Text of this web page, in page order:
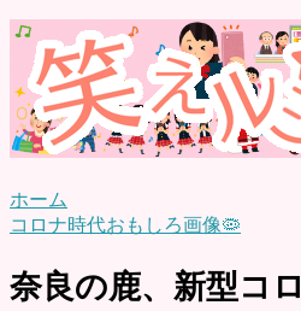
ホーム
コロナ時代おもしろ画像🦠
奈良の鹿、新型コ